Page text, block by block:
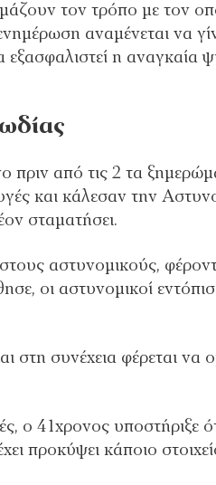
τον τρόπο με τον
αναμένεται να
η αναγκαία
από τις 2 τα
και κάλεσαν την
σταματήσει.
αστυνομικούς,
οι αστυνομικοί
στη συνέχεια φέρεται να
ο 41χρονος υποστήριξε
προκύψει κάποιο